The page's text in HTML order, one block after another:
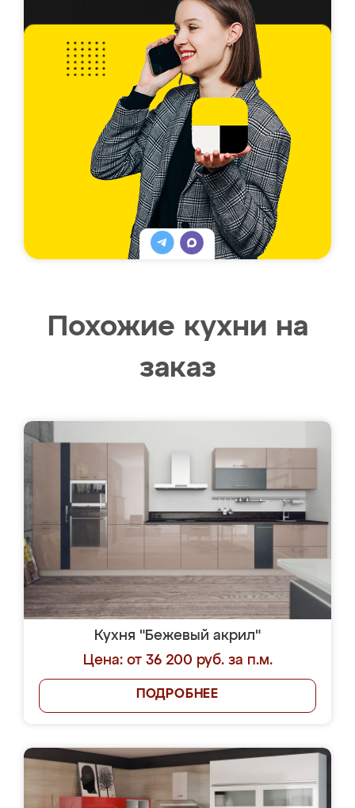
Похожие кухни на
заказ
Кухня "Бежевый акрил"
Цена: от 36 200 руб. за п.м.
ПОДРОБНЕЕ